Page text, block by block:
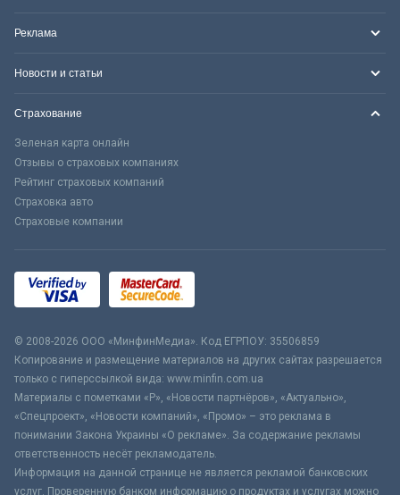
Реклама
Новости и статьи
Страхование
Зеленая карта онлайн
Отзывы о страховых компаниях
Рейтинг страховых компаний
Страховка авто
Страховые компании
© 2008-2026 ООО «МинфинМедиа». Код ЕГРПОУ: 35506859
Копирование и размещение материалов на других сайтах разрешается
только с гиперссылкой вида: www.minfin.com.ua
Материалы с пометками «Р», «Новости партнёров», «Актуально»,
«Спецпроект», «Новости компаний», «Промо» – это реклама в
понимании Закона Украины «О рекламе». За содержание рекламы
ответственность несёт рекламодатель.
Информация на данной странице не является рекламой банковских
услуг. Проверенную банком информацию о продуктах и услугах можно